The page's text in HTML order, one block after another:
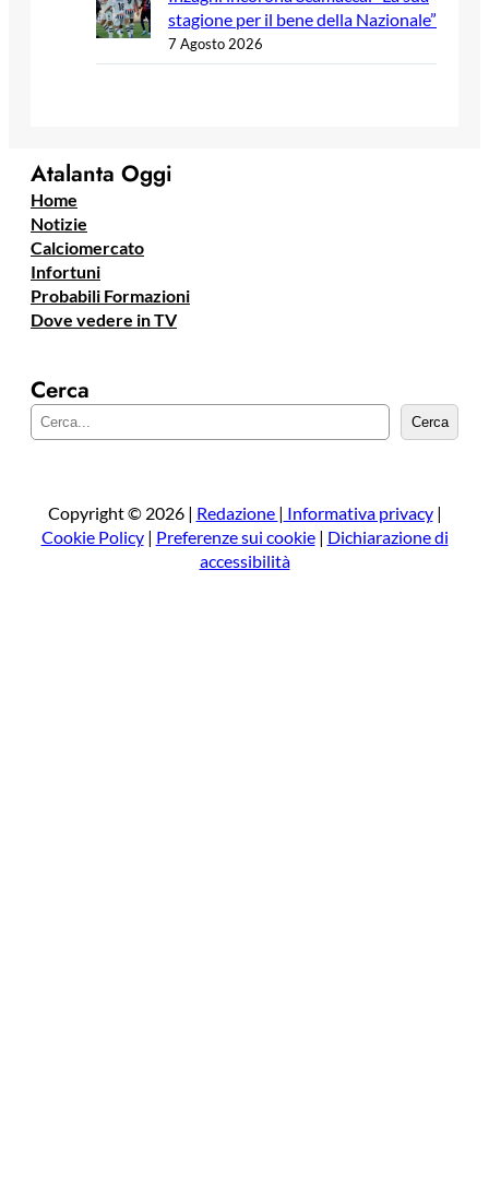
stagione per il bene della Nazionale”
7 Agosto 2026
Atalanta Oggi
Home
Notizie
Calciomercato
Infortuni
Probabili Formazioni
Dove vedere in TV
Cerca
e
a
Cerca
Copyright © 2026 | Redazione | Informativa privacy|
Cookie Policy| Preferenze sui cookie| Dichiarazione di
accessibilità